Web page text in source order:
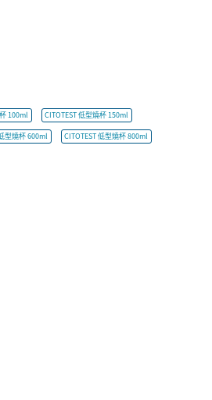
100ml CITOTEST 低型燒杯 150ml
型燒杯 600ml CITOTEST 低型燒杯 800ml